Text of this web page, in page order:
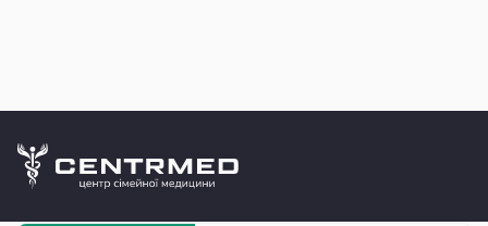
CENTRMED: Задай питання лікарю онлайн